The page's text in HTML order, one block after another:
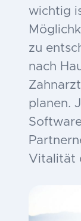
wichtig
zu
nach
planen.
Vitalität